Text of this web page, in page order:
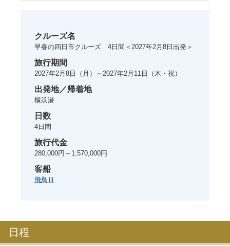
クルーズ名
早春の四日市クルーズ 4日間＜2027年2月8日出発＞
旅行期間
2027年2月8日 （月）～ 2027年2月11日 （木・祝）
出発地／帰着地
横浜港
日数
4 日間
旅行代金
280,000円～1,570,000円
客船
飛鳥Ⅲ
日程